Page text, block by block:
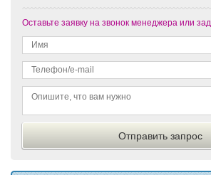
Оставьте заявку на звонок менеджера или